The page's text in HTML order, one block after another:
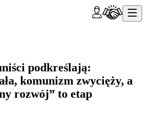
podkreślają:
komunizm zwycięży, a
rozwój” to etap